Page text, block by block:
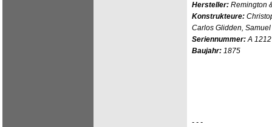
Hersteller: Remington
Konstrukteure:
Carlos Glidden,
Seriennummer:A 1212
Baujahr: 1875
- - -